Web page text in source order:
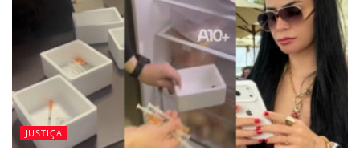
JUSTIÇA